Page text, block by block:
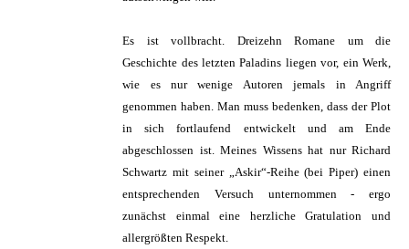
Es ist vollbracht. Dreizehn Romane um die
Geschichte des letzten Paladins liegen vor, ein Werk,
wie es nur wenige Autoren jemals in Angriff
genommen haben. Man muss bedenken, dass der Plot
in sich fortlaufend entwickelt und am Ende
abgeschlossen ist. Meines Wissens hat nur Richard
Schwartz mit seiner „Askir“-Reihe (bei Piper) einen
entsprechenden Versuch unternommen - ergo
zunächst einmal eine herzliche Gratulation und
allergrößten Respekt.